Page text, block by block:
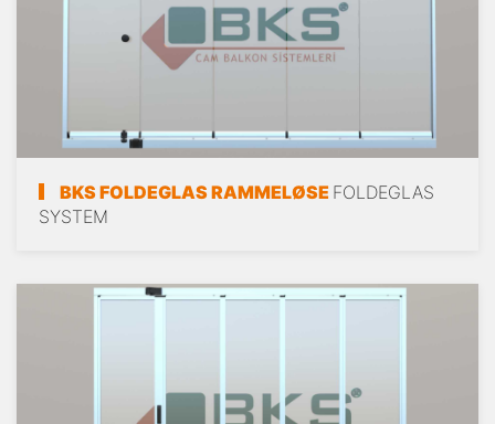
BKS FOLDEGLAS RAMMELØSE FOLDEGLAS
SYSTEM